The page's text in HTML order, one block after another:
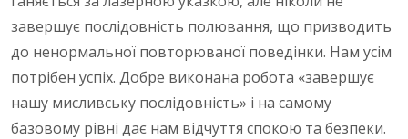
завершує послідовність полювання, що призводить
до ненормальної повторюваної поведінки. Нам усім
потрібен успіх. Добре виконана робота «завершує
нашу мисливську послідовність» і на самому
базовому рівні дає нам відчуття спокою та безпеки.